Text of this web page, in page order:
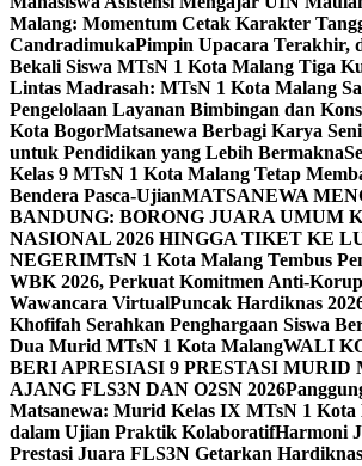
Malang: Momentum Cetak Karakter
CandradimukaPimpin Upacara Terakhir,
Bekali Siswa MTsN 1 Kota Malang Tiga
Lintas Madrasah: MTsN 1 Kota Malang
Pengelolaan Layanan Bimbingan dan
Kota BogorMatsanewa Berbagi Karya
untuk Pendidikan yang Lebih Bermakna
Kelas 9 MTsN 1 Kota Malang Tetap
Bendera Pasca-UjianMATSANEWA
BANDUNG: BORONG JUARA UMUM
NASIONAL 2026 HINGGA TIKET KE
NEGERIMTsN 1 Kota Malang Tembus
WBK 2026, Perkuat Komitmen Anti-
Wawancara VirtualPuncak Hardiknas
Khofifah Serahkan Penghargaan Siswa
Dua Murid MTsN 1 Kota MalangWALI
BERI APRESIASI 9 PRESTASI MURID
AJANG FLS3N DAN O2SN 2026
Matsanewa: Murid Kelas IX MTsN 1
dalam Ujian Praktik KolaboratifHarmoni
Prestasi Juara FLS3N Getarkan